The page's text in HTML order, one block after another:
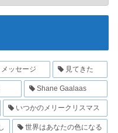
メッセージ 見てきた
Shane Gaalaas
いつかのメリークリスマス
世界はあなたの色になる